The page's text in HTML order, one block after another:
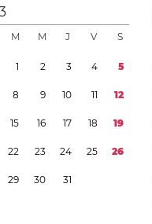
M M J V S
1 2 3 4 5
8 9 10 11 12
15 16 17 18 19
22 23 24 25 26
29 30 31